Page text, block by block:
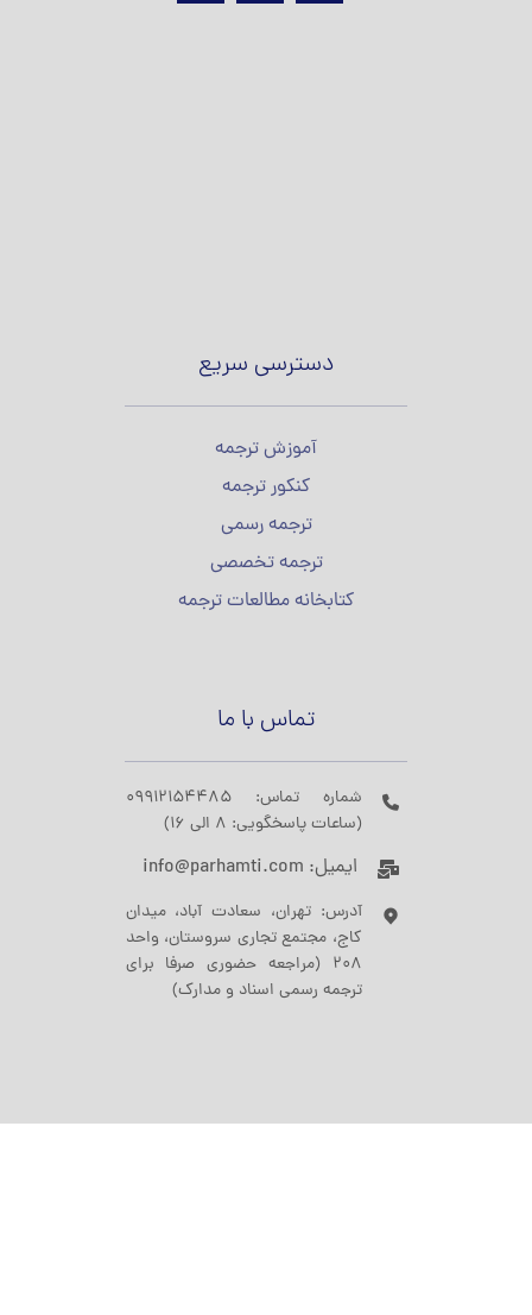
دسترسی سریع
آموزش ترجمه
کنکور ترجمه
ترجمه رسمی
ترجمه تخصصی
کتابخانه مطالعات ترجمه
تماس با ما
شماره تماس: 09912154485
(ساعات پاسخگویی: 8 الی 16)
ایمیل: info@parhamti.com
آدرس: تهران، سعادت آباد، میدان
کاج، مجتمع تجاری سروستان، واحد
208 (مراجعه حضوری صرفا برای
ترجمه رسمی اسناد و مدارک)